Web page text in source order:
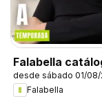
Falabella
desde sábado 01/08/
Falabella